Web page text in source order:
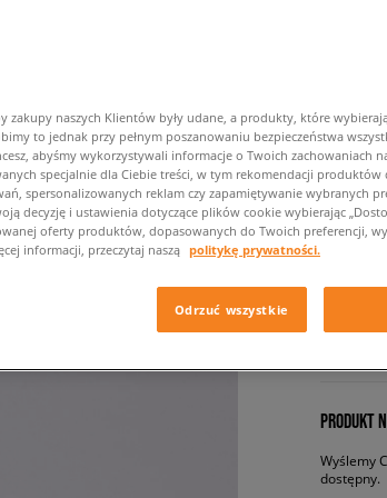
damskie,
229,99
PRODUKT
Wyślemy
dostępny.
zakupy naszych Klientów były udane, a produkty, które
to jednak przy pełnym poszanowaniu bezpieczeństwa
abyśmy wykorzystywali informacje o Twoich zachowaniach
specjalnie dla Ciebie treści, w tym rekomendacji produktów
spersonalizowanych reklam czy zapamiętywanie wybranych
decyzję i ustawienia dotyczące plików cookie wybierając
oferty produktów, dopasowanych do Twoich preferencji,
informacji, przeczytaj naszą politykę prywatności.
Odrzuć wszystkie